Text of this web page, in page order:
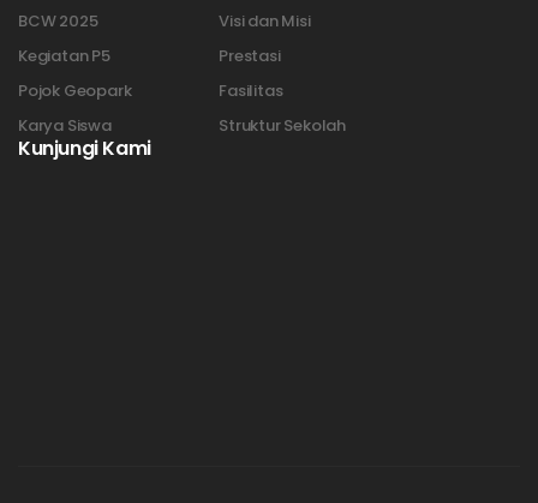
BCW 2025
Kegiatan P5
Pojok Geopark
Karya Siswa
Visi dan Misi
Prestasi
Fasilitas
Struktur Sekolah
Kunjungi Kami